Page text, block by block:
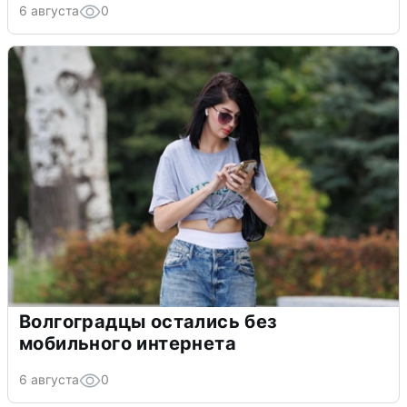
6 августа 0
Волгоградцы остались без
мобильного интернета
6 августа 0